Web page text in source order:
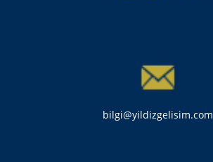
bilgi@yildizgelisim.com